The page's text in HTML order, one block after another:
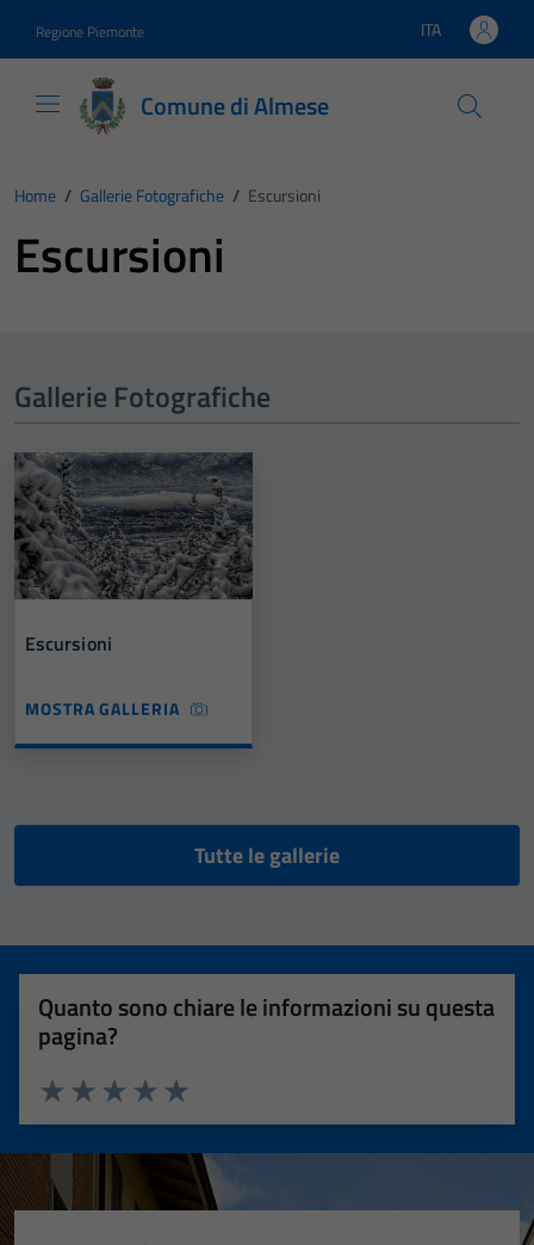
Regione Piemonte Lingua attiva:
ITA
Comune di Almese
Home / Gallerie Fotografiche / Escursioni
Escursioni
Gallerie Fotografiche
Escursioni
MOSTRA GALLERIA
Tutte le gallerie
Quanto sono chiare le informazioni su questa
pagina?
Valuta 5 stelle su 5
Valuta 4 stelle su 5
Valuta 3 stelle su 5
Valuta 2 stelle su 5
Valuta 1 stelle su 5